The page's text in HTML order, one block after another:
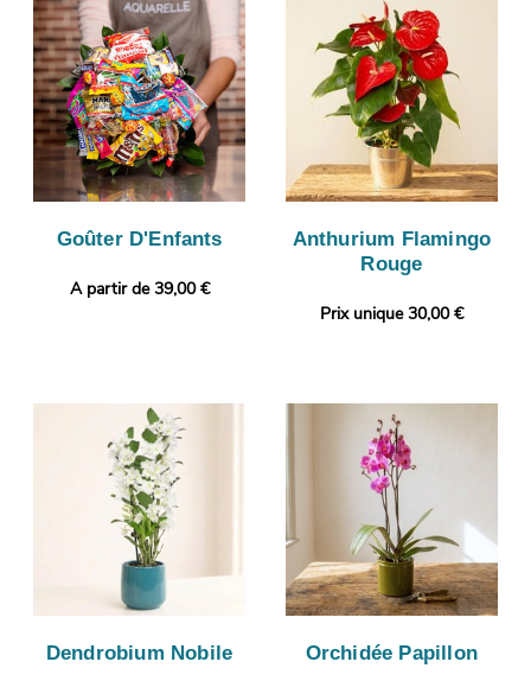
Goûter D'Enfants
A partir de 39,00 €
Anthurium Flamingo
Rouge
Prix unique 30,00 €
Dendrobium Nobile Orchidée Papillon